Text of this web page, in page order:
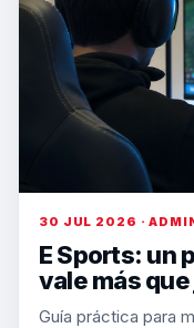
30 JUL 2026 ·
E Sports: un
vale más
Guía práctica para